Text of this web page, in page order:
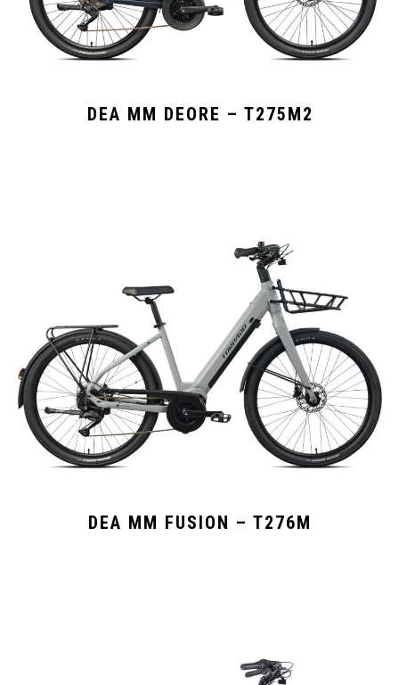
DEA MM DEORE – T275M2
DEA MM FUSION – T276M